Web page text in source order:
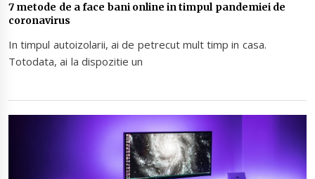
7 metode de a face bani online in timpul pandemiei de
coronavirus
In timpul autoizolarii, ai de petrecut mult timp in casa.
Totodata, ai la dispozitie un